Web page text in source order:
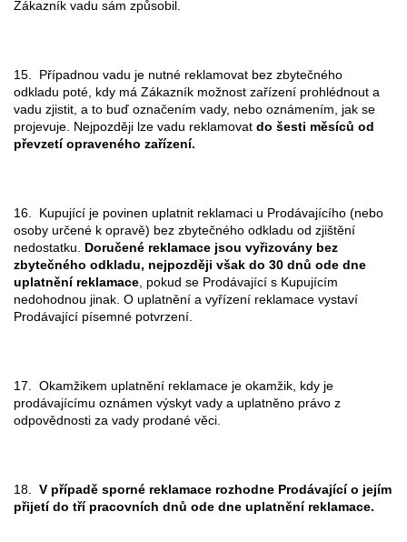
Zákazník vadu sám způsobil.
15. Případnou vadu je nutné reklamovat bez zbytečného
odkladu poté, kdy má Zákazník možnost zařízení prohlédnout a
vadu zjistit, a to buď označením vady, nebo oznámením, jak se
projevuje. Nejpozději lze vadu reklamovat do šesti měsíců od
převzetí opraveného zařízení.
16. Kupující je povinen uplatnit reklamaci u Prodávajícího (nebo
osoby určené k opravě) bez zbytečného odkladu od zjištění
nedostatku. Doručené reklamace jsou vyřizovány bez
zbytečného odkladu, nejpozději však do 30 dnů ode dne
uplatnění reklamace , pokud se Prodávající s Kupujícím
nedohodnou jinak. O uplatnění a vyřízení reklamace vystaví
Prodávající písemné potvrzení.
17. Okamžikem uplatnění reklamace je okamžik, kdy je
prodávajícímu oznámen výskyt vady a uplatněno právo z
odpovědnosti za vady prodané věci.
18. V případě sporné reklamace rozhodne Prodávající o jejím
přijetí do tří pracovních dnů ode dne uplatnění reklamace.